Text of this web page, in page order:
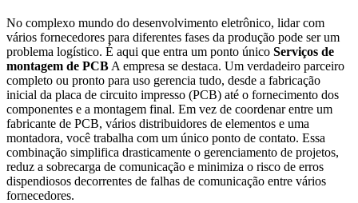
No complexo mundo do desenvolvimento eletrônico, lidar com
vários fornecedores para diferentes fases da produção pode ser um
problema logístico. É aqui que entra um ponto único Serviços de
montagem de PCB A empresa se destaca. Um verdadeiro parceiro
completo ou pronto para uso gerencia tudo, desde a fabricação
inicial da placa de circuito impresso (PCB) até o fornecimento dos
componentes e a montagem final. Em vez de coordenar entre um
fabricante de PCB, vários distribuidores de elementos e uma
montadora, você trabalha com um único ponto de contato. Essa
combinação simplifica drasticamente o gerenciamento de projetos,
reduz a sobrecarga de comunicação e minimiza o risco de erros
dispendiosos decorrentes de falhas de comunicação entre vários
fornecedores.